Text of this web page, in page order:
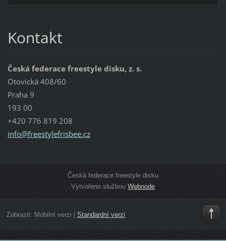
Kontakt
Česká federace freestyle disku, z. s.
Otovická 408/60
Praha 9
193 00
+420 776 819 208
info@freestylefrisbee.cz
Česká federace freestyle disku
Vytvořeno službou Webnode
Zobrazit: Mobilní verzi Standardní verzi